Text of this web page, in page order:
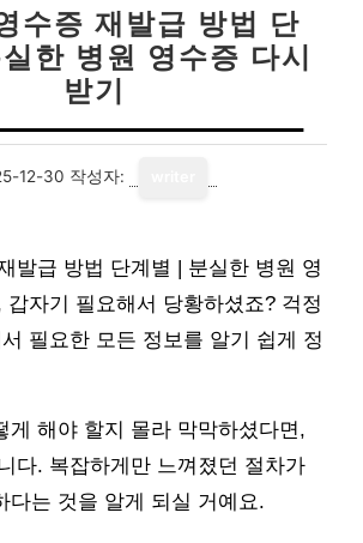
수증 재발급 방법 단
한 병원 영수증 다시
받기
12-30 작성자:
발급 방법 단계별 | 분실한 병원 영
갑자기 필요해서 당황하셨죠? 걱정
필요한 모든 정보를 알기 쉽게 정
게 해야 할지 몰라 막막하셨다면,
다. 복잡하게만 느껴졌던 절차가
다는 것을 알게 되실 거예요.